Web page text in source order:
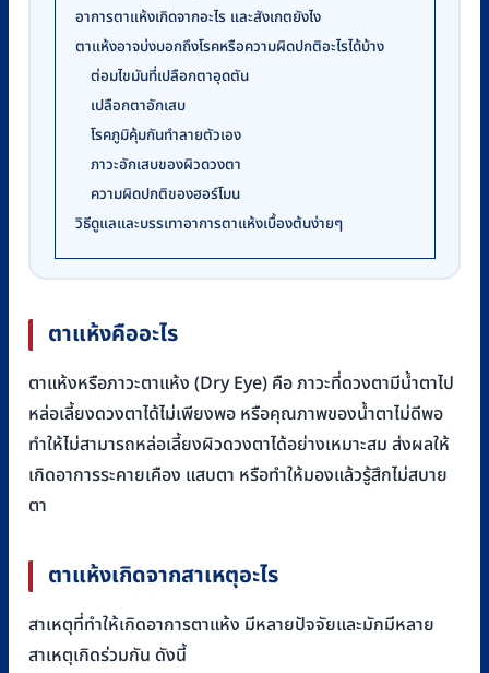
อาการตาแห้งเกิดจากอะไร และสังเกตยังไง
ตาแห้งอาจบ่งบอกถึงโรคหรือความผิดปกติอะไรได้บ้าง
ต่อมไขมันที่เปลือกตาอุดตัน
เปลือกตาอักเสบ
โรคภูมิคุ้มกันทำลายตัวเอง
ภาวะอักเสบของผิวดวงตา
ความผิดปกติของฮอร์โมน
วิธีดูแลและบรรเทาอาการตาแห้งเบื้องต้นง่ายๆ
ตาแห้งคืออะไร
ตาแห้งหรือภาวะตาแห้ง (Dry Eye) คือ ภาวะที่ดวงตามีน้ำตาไป
หล่อเลี้ยงดวงตาได้ไม่เพียงพอ หรือคุณภาพของน้ำตาไม่ดีพอ
ทำให้ไม่สามารถหล่อเลี้ยงผิวดวงตาได้อย่างเหมาะสม ส่งผลให้
เกิดอาการระคายเคือง แสบตา หรือทำให้มองแล้วรู้สึกไม่สบาย
ตา
ตาแห้งเกิดจากสาเหตุอะไร
สาเหตุที่ทำให้เกิดอาการตาแห้ง มีหลายปัจจัยและมักมีหลาย
สาเหตุเกิดร่วมกัน ดังนี้